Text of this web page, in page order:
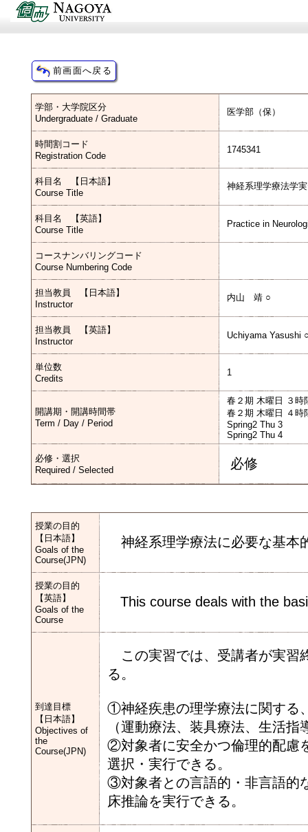
学部・大学院区分
Undergraduate / Graduate
医学部（保）
時間割コード
Registration Code
1745341
科目名 【日本語】
Course Title
神経系理学療法学
科目名 【英語】
Course Title
Practice in
コースナンバリングコード
Course Numbering Code
担当教員 【日本語】
Instructor
内山 靖 ○
担当教員 【英語】
Instructor
Uchiyama Yasushi
単位数
Credits
1
開講期・開講時間帯
Term / Day / Period
春２期 木曜日 ３時
春２期 木曜日 ４時
Spring2 Thu 3
Spring2 Thu 4
必修・選択
Required / Selected
必修
授業の目的
【日本語】
Goals of the
Course(JPN)
神経系理学療法に必要な基本
授業の目的
【英語】
Goals of the
Course
This course deals with the
到達目標
【日本語】
Objectives of
the
Course(JPN)
この実習では、受講者が実習
る。
①神経疾患の理学療法に関する
（運動療法、装具療法、生活
②対象者に安全かつ倫理的配慮
選択・実行できる。
③対象者との言語的・非言語的
床推論を実行できる。